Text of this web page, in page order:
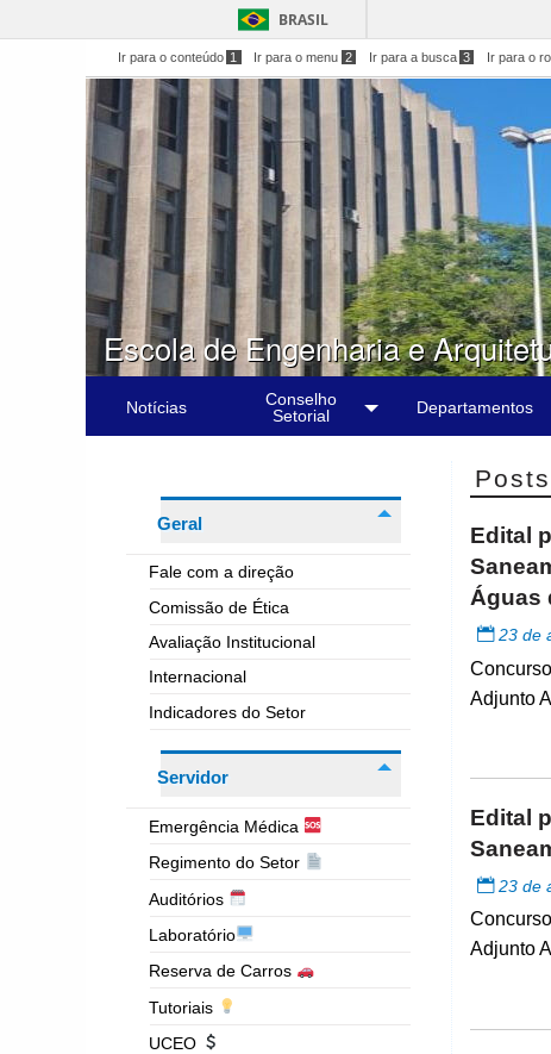
BRASIL
Ir para o conteúdo 1 Ir para o menu 2 Ir para a busca 3 Ir para o
Escola de Engenharia e
Notícias
Conselho
Setorial
Departamentos
Geral
Fale com a direção
Comissão de Ética
Avaliação Institucional
Internacional
Indicadores do Setor
Servidor
Emergência Médica
Regimento do Setor
Auditórios
Laboratório
Reserva de Carros
Tutoriais
UCEO
Edital
Águas
23 de
Adjunto
Edital
23 de
Adjunto